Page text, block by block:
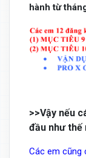
hành từ
>>Vậy nếu
đầu như thế
Các em cũng